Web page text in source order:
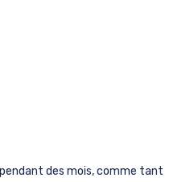
des mois, comme tant